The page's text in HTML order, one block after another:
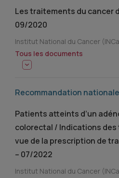
Les traitements du cancer
09/2020
Institut National du Cancer
Tous les documents
Recommandation nationale
Patients atteints d’un
colorectal / Indications
vue de la prescription de
– 07/2022
Institut National du Cancer